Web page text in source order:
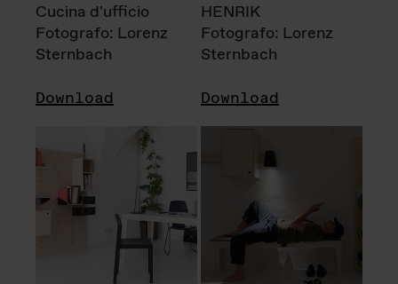
Cucina d'ufficio
Fotografo: Lorenz
Sternbach
Download
HENRIK
Fotografo: Lorenz
Sternbach
Download